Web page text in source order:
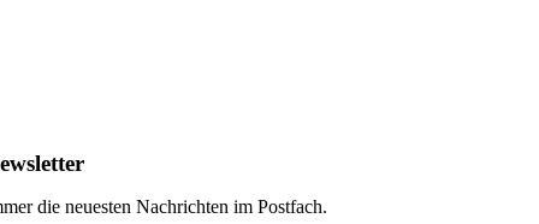
die neuesten Nachrichten im Postfach.